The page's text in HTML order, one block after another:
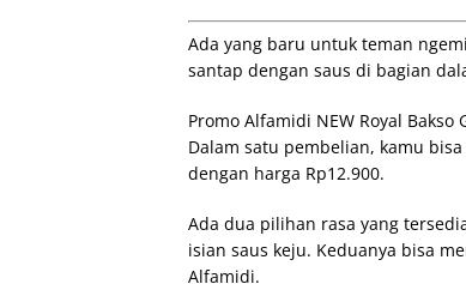
Ada yang baru untuk teman
santap dengan saus di bagian
Promo Alfamidi NEW Royal
Dalam satu pembelian, kamu
dengan harga Rp12.900.
Ada dua pilihan rasa yang
isian saus keju. Keduanya bisa
Alfamidi.